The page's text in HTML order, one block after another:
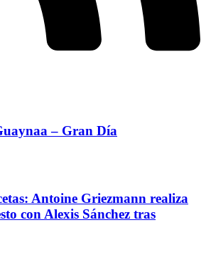
– Gran Día
Antoine Griezmann realiza
con Alexis Sánchez tras